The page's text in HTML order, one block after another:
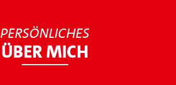
PERSÖNLICHES
ÜBER MICH